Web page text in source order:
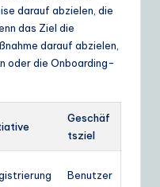
darauf abzielen, die
das Ziel die
darauf abzielen,
oder die Onboarding-
Geschäf
tsziel
Benutzer